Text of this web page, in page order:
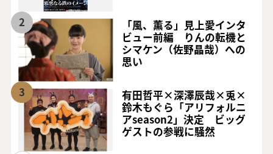
2
「風、薫る」見上愛インタ
ビュー前編 りんの転機と
シマケン（佐野晶哉）への
思い
3
有田哲平×深澤辰哉×兎×
鈴木もぐら「アリフォルニ
アseason2」決定 ビッグ
ゲストの参戦に騒然